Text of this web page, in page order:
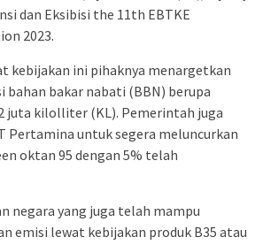
dan Eksibisi the 11th EBTKE
2023.
kebijakan ini pihaknya menargetkan
bahan bakar nabati (BBN) berupa
juta kilolliter (KL). Pemerintah juga
Pertamina untuk segera meluncurkan
oktan 95 dengan 5% telah
negara yang juga telah mampu
emisi lewat kebijakan produk B35 atau